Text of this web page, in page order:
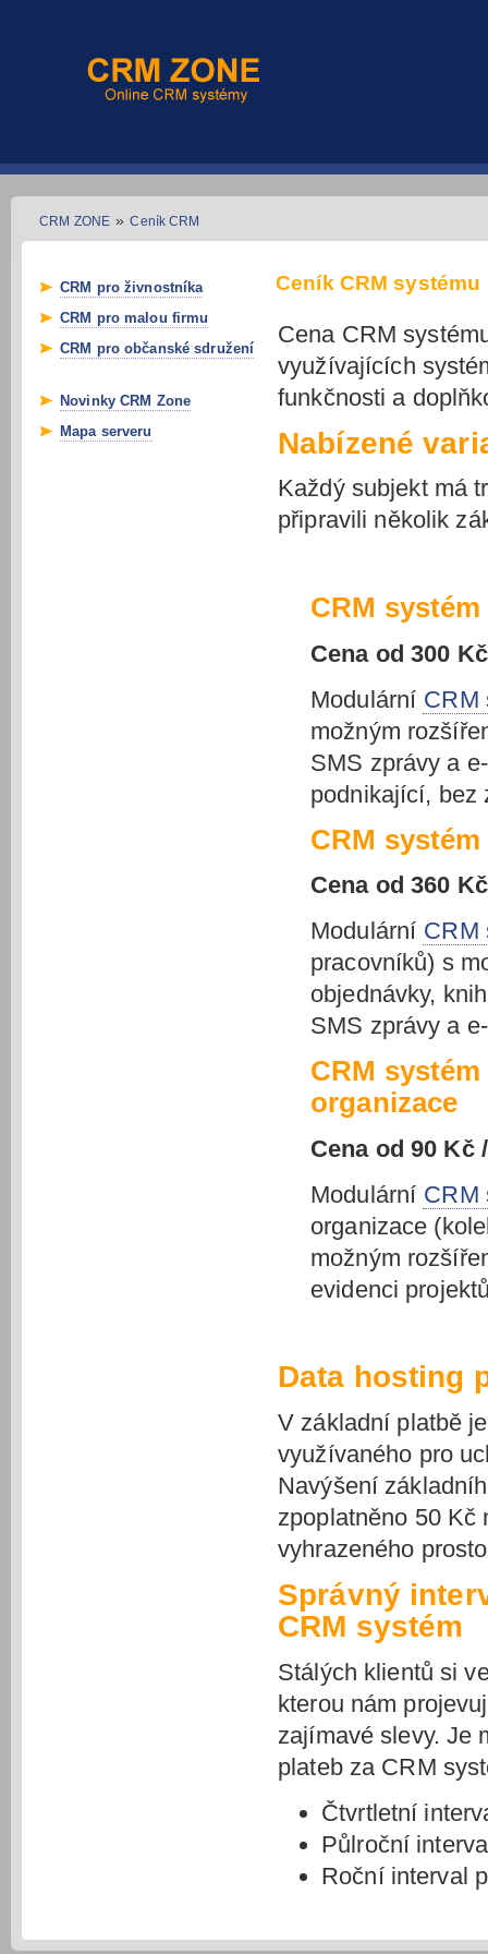
CRM ZONE » Ceník CRM
CRM pro živnostníka
CRM pro malou firmu
CRM pro občanské sdružení
Novinky CRM Zone
Mapa serveru
Ceník CRM systému
Cena CRM
využívajících
funkčnosti a
Nabízené
Každý subjekt má
připravili několik
CRM
Cena od 300
Modulární CRM
možným
SMS zprávy a
podnikající, bez
CRM
Cena od 360
Modulární CRM
pracovníků) s
objednávky,
SMS zprávy a
CRM
organizace
Cena od 90
Modulární CRM
organizace
možným
evidenci
Data hosting
V základní platbě
využívaného pro
Navýšení
zpoplatněno 50 Kč
vyhrazeného
Správný
CRM systém
Stálých klientů si
kterou nám
zajímavé slevy. Je
plateb za CRM
Čtvrtletní
Půlroční
Roční interval